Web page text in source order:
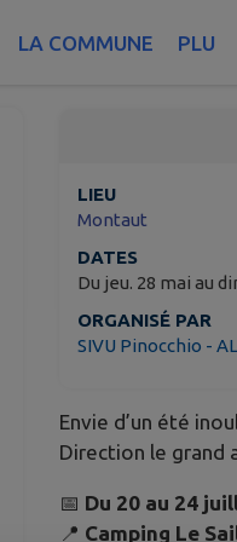
LA COMMUNE PLU
LIEU
Montaut
DATES
Du jeu. 28 mai au
ORGANISÉ PAR
SIVU Pinocchio -
Envie d’un été
Direction le grand
📅 Du 20 au 24
📍 Camping Le